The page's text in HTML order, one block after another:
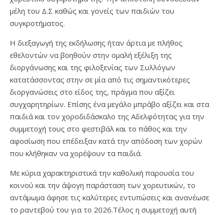
μέλη του Δ.Σ καθώς και γονείς των παιδιών του
συγκροτήματος.
Η διεξαγωγή της εκδήλωσης ήταν άρτια με πλήθος
εθελοντών να βοηθούν στην ομαλή εξέλιξη της
διοργάνωσης και της φιλοξενίας των Συλλόγων
κατατάσσοντας στην σε μία από τις σημαντικότερες
διοργανώσεις στο είδος της, πράγμα που αξίζει
συγχαρητηρίων. Επίσης ένα μεγάλο μπράβο αξίζει και στα
παιδιά και τον χοροδιδάσκαλο της Αδελφότητας για την
συμμετοχή τους στο φεστιβάλ και το πάθος και την
αφοσίωση που επέδειξαν κατά την απόδοση των χορών
που κλήθηκαν να χορέψουν τα παιδιά.
Με κύρια χαρακτηριστικά την καθολική παρουσία του
κοινού και την άψογη παράσταση των χορευτικών, το
αντάμωμα άφησε τις καλύτερες εντυπώσεις και ανανέωσε
το ραντεβού του για το 2026.Τέλος η συμμετοχή αυτή